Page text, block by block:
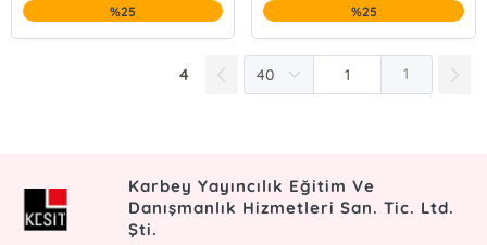
%25 %25
4 1
Karbey Yayıncılık Eğitim Ve
Danışmanlık Hizmetleri San. Tic. Ltd.
Şti.